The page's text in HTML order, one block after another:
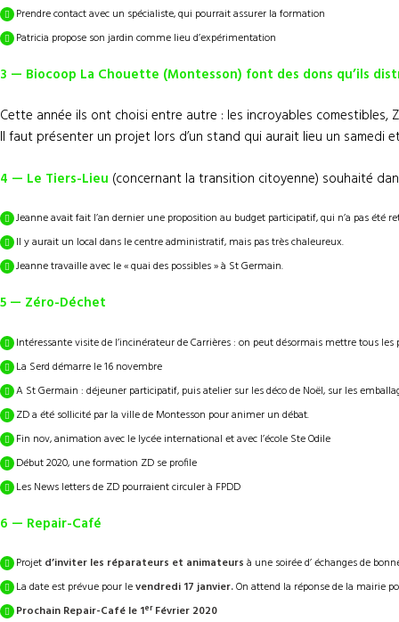
Prendre contact avec un spécialiste, qui pourrait assurer la
Patricia propose son jardin comme lieu d’expérimentation
3 — Biocoop La Chouette (Montesson) font des dons qu’ils
Cette année ils ont choisi entre autre : les incroyables comestibles,
Il faut présenter un projet lors d’un stand qui aurait lieu un
4 — Le Tiers-Lieu (concernant la transition citoyenne) souhaité
Jeanne avait fait l’an dernier une proposition au budget participatif, qui n’a pas été
Il y aurait un local dans le centre administratif, mais pas très chaleureux.
Jeanne travaille avec le « quai des possibles » à St Germain.
5 — Zéro-Déchet
Intéressante visite de l’incinérateur de Carrières : on peut désormais mettre tous
La Serd démarre le 16 novembre
A St Germain : déjeuner participatif, puis atelier sur les déco de Noël, sur les
ZD a été sollicité par la ville de Montesson pour animer un débat.
Fin nov, animation avec le lycée international et avec l’école Ste Odile
Début 2020, une formation ZD se profile
Les News letters de ZD pourraient circuler à FPDD
6 — Repair-Café
Projet d’inviter les réparateurs et animateurs à une soirée d’ échanges de
La date est prévue pour levendredi 17 janvier.On attend la réponse de la mairie
Prochain Repair-Café le 1erFévrier 2020